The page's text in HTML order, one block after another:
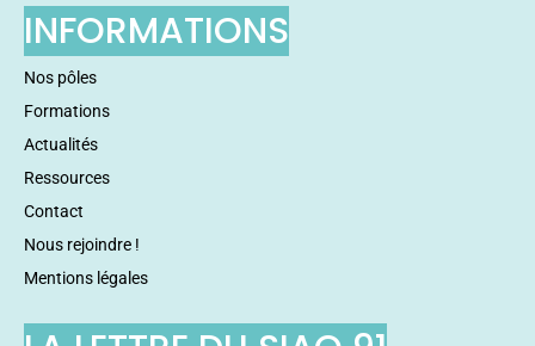
INFORMATIONS
Nos pôles
Formations
Actualités
Ressources
Contact
Nous rejoindre !
Mentions légales